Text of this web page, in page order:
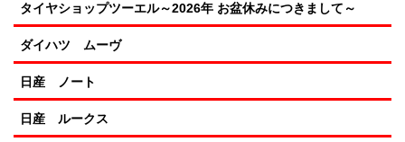
タイヤショップツーエル～2026年 お盆休みにつきまして～
ダイハツ ムーヴ
日産 ノート
日産 ルークス